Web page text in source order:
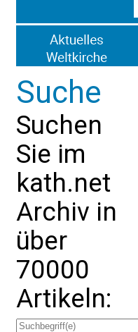
Suche
Suchen
Sie im
kath.net
Archiv in
über
70000
Artikeln: